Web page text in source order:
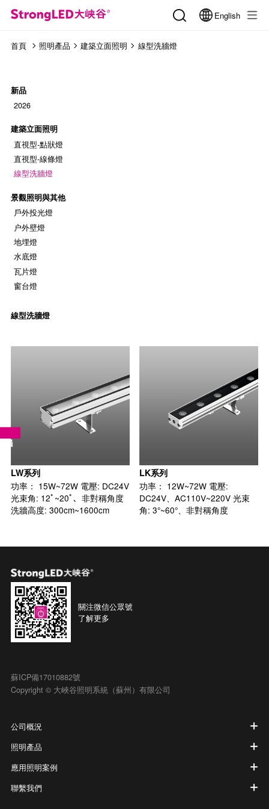
English
首頁 照明產品 建築立面照明 線型洗牆燈
新品
2026
建築立面照明
直視型-點狀燈
直視型-線條燈
線型洗牆燈
景觀照明與其他
戶外投光燈
户外壁燈
地埋燈
水底燈
瓦片燈
窗台燈
線型洗牆燈
LW系列
功率： 15W~72W 電壓: DC24V
光束角: 12​ﾟ~20ﾟ、非對稱角度
洗牆高度: 300cm~1600cm
LK系列
功率： 12W~72W 電壓:
DC24V、AC110V~220V 光束
角: 3°~60°、非對稱角度
關注微信公眾號
了解更多
蘇ICP備17010882號
Copyright © 大峽谷照明系統（蘇州）有限公司
公司概況
照明產品
應用照明案例
聯繫我們